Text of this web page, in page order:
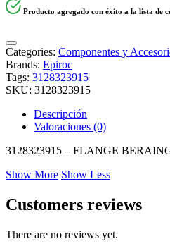
Producto agregado con éxito a la lista de
Categories: Componentes y
Brands: Epiroc
Tags: 3128323915
SKU: 3128323915
Descripción
Valoraciones (0)
3128323915 – FLANGE
Show More Show Less
Customers reviews
There are no reviews yet.